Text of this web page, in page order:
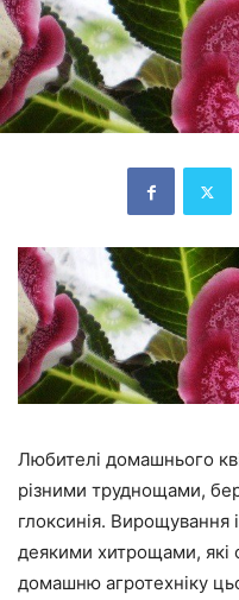
Любителі домашнього
різними труднощами,
глоксинія. Вирощування
деякими хитрощами, які
домашню агротехніку